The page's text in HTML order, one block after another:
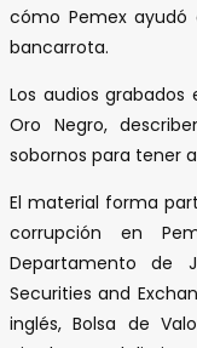
cómo Pemex
bancarrota.
Los audios grabados
Oro Negro,
sobornos para tener
El material forma
corrupción en
Departamento de
Securities and
inglés, Bolsa de